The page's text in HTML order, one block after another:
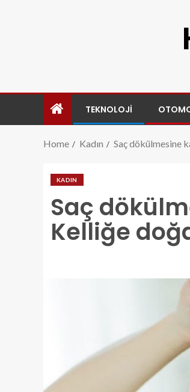
TEKNOLOJI
Home Kadın Saç dökülmesine
KADIN
Saç
Kelliğe